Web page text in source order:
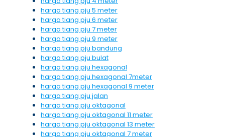
harga tiang pju 5 meter
harga tiang pju 6 meter
harga tiang pju 7 meter
harga tiang pju 9 meter
harga tiang pju bandung
harga tiang pju bulat
harga tiang pju hexagonal
harga tiang pju hexagonal 7meter
harga tiang pju hexagonal 9 meter
harga tiang pju jalan
harga tiang pju oktagonal
harga tiang pju oktagonal 11 meter
harga tiang pju oktagonal 13 meter
harga tiang pju oktagonal 7 meter